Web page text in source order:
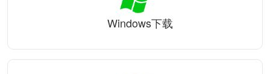
Windows下载